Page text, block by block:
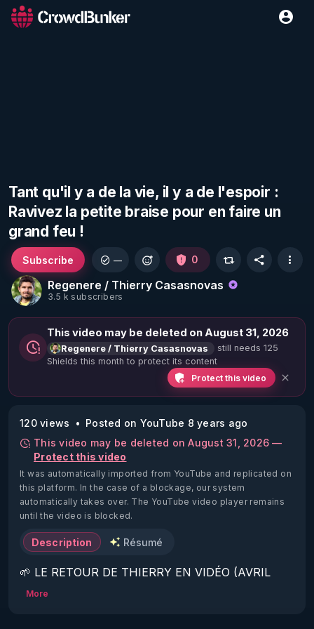
Tant qu'il y a de la vie, il y a de l'espoir :
Ravivez la petite braise pour en faire un
grand feu !
Regenere / Thierry Casasnovas
3.5 k subscribers
Subscribe — 0
This video may be deleted on August 31, 2026
Regenere / Thierry Casasnovas
still needs 125
Shields this month to protect its content
Protect this video
120 views
Posted on YouTube 8 years ago
This video may be deleted on August 31, 2026 —
Protect this video
It was automatically imported from YouTube and replicated on
this platform. In the case of a blockage, our system
automatically takes over. The YouTube video player remains
until the video is blocked.
Description Résumé
🌱 LE RETOUR DE THIERRY EN VIDÉO (AVRIL
2022)!
More